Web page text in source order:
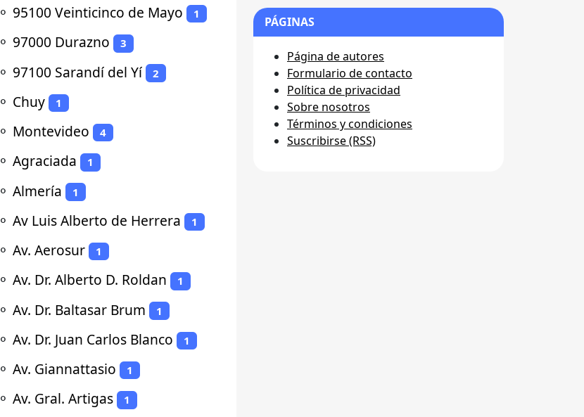
⚬ 95100 Veinticinco de Mayo 1
⚬ 97000 Durazno 3
⚬ 97100 Sarandí del Yí 2
⚬ Chuy 1
⚬ Montevideo 4
⚬ Agraciada 1
⚬ Almería 1
⚬ Av Luis Alberto de Herrera 1
⚬ Av. Aerosur 1
⚬ Av. Dr. Alberto D. Roldan 1
⚬ Av. Dr. Baltasar Brum 1
⚬ Av. Dr. Juan Carlos Blanco 1
⚬ Av. Giannattasio 1
⚬ Av. Gral. Artigas 1
PÁGINAS
Página de autores
Formulario de contacto
Política de privacidad
Sobre nosotros
Términos y condiciones
Suscribirse (RSS)